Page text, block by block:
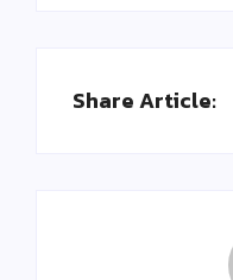
Share Article: